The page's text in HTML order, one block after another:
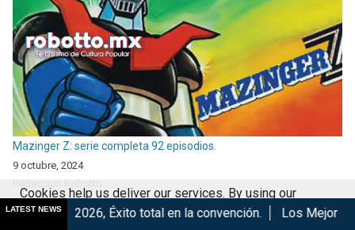
Mazinger Z: serie completa 92 episodios.
9 octubre, 2024
LATEST NEWS
Éxito total en la convención. Los Mejores Años de
Cookies help us deliver our services. By using our
services, you agree to our use of cookies.
Got it